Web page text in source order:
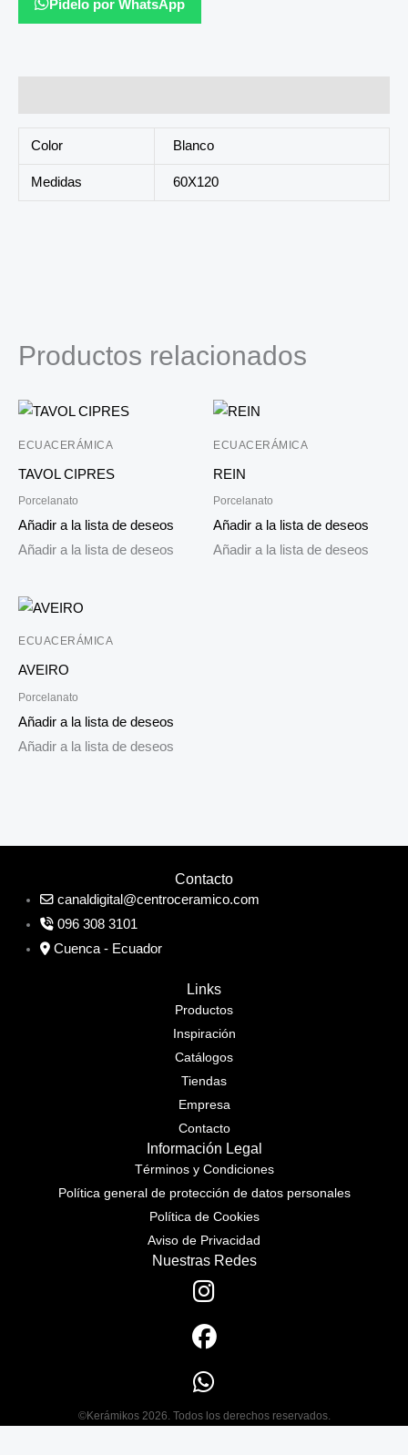
Pídelo por WhatsApp
Color Blanco
Medidas 60X120
Productos relacionados
ECUACERÁMICA
TAVOL CIPRES
Porcelanato
Añadir a la lista de deseos
Añadir a la lista de deseos
ECUACERÁMICA
REIN
Porcelanato
Añadir a la lista de deseos
Añadir a la lista de deseos
ECUACERÁMICA
AVEIRO
Porcelanato
Añadir a la lista de deseos
Añadir a la lista de deseos
Contacto
canaldigital@centroceramico.com
096 308 3101
Cuenca - Ecuador
Links
Productos
Inspiración
Catálogos
Tiendas
Empresa
Contacto
Información Legal
Términos y Condiciones
Política general de protección de datos personales
Política de Cookies
Aviso de Privacidad
Nuestras Redes
©Kerámikos 2026. Todos los derechos reservados.